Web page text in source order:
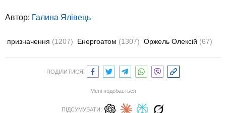
Автор: Галина Ялівець
призначення (1207) Енергоатом (1307) Оржель Олексій (67)
ПОДІЛИТИСЯ:
Мені подобається
ПІДСУМУВАТИ: